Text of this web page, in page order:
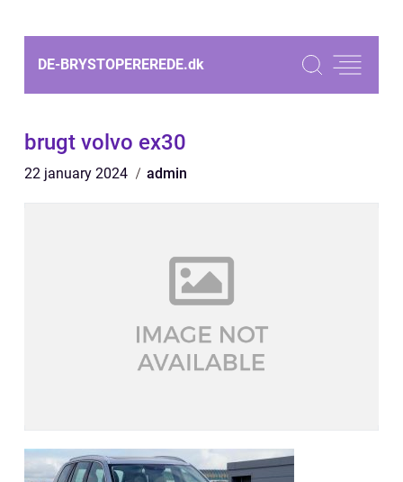
DE-BRYSTOPEREREDE.dk
brugt volvo ex30
22 january 2024 admin